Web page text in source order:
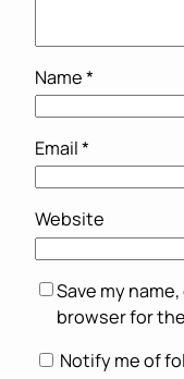
Name*
Email*
Website
Save my
browser for
Notify me of